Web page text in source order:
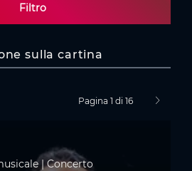
Filtro
sulla cartina
Pagina 1 di 16 pagina
| Concerto